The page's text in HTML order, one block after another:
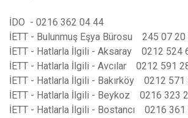
İDO - 0216 362 04 44
İETT - Bulunmuş Eşya Bürosu 245 07
İETT - Hatlarla İlgili - Aksaray 0212
İETT - Hatlarla İlgili - Avcılar 0212 591
İETT - Hatlarla İlgili - Bakırköy 0212
İETT - Hatlarla İlgili - Beykoz 0216 323
İETT - Hatlarla İlgili - Bostancı 0216